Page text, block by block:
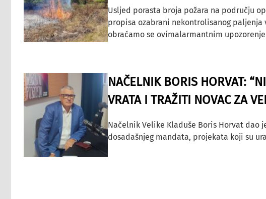
Usljed porasta broja požara na području
propisa ozabrani nekontrolisanog
obraćamo se ovimalarmantnim
NAČELNIK BORIS HORVAT:
VRATA I TRAŽITI NOVAC ZA
Načelnik Velike Kladuše Boris Horvat dao
dosadašnjeg mandata, projekata koji su